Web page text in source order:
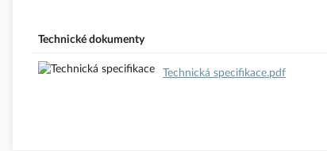
Technické dokumenty
Technická specifikace.pdf